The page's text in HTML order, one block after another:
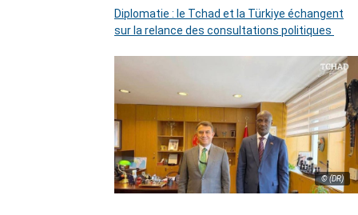
Diplomatie : le Tchad et la Türkiye échangent
sur la relance des consultations politiques
© (DR)